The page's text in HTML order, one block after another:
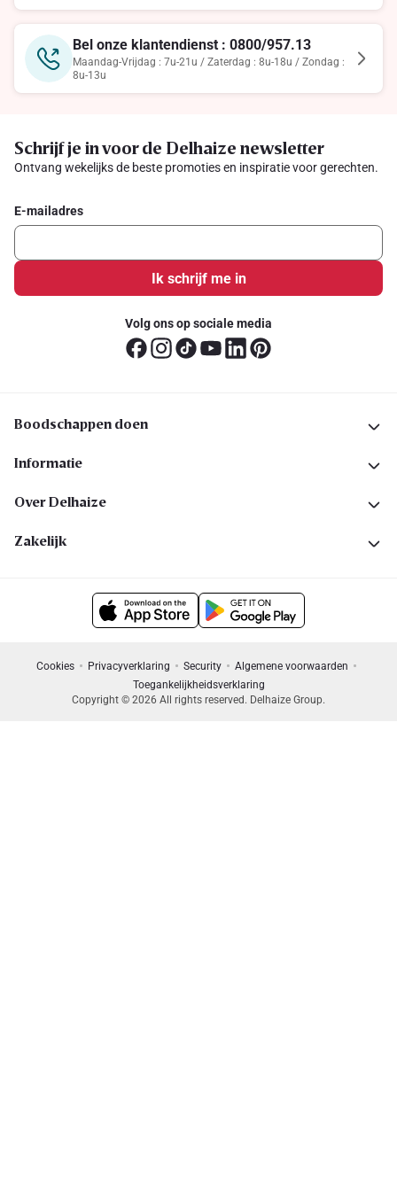
Bel onze klantendienst : 0800/957.13
Maandag-Vrijdag : 7u-21u / Zaterdag : 8u-18u / Zondag :
8u-13u
Schrijf je in voor de Delhaize newsletter
Ontvang wekelijks de beste promoties en inspiratie voor gerechten.
E-mailadres
Ik schrijf me in
Volg ons op sociale media
Boodschappen doen
Informatie
Over Delhaize
Zakelijk
Cookies Privacyverklaring Security
Algemene voorwaarden
Toegankelijkheidsverklaring
Copyright © 2026 All rights reserved. Delhaize Group.